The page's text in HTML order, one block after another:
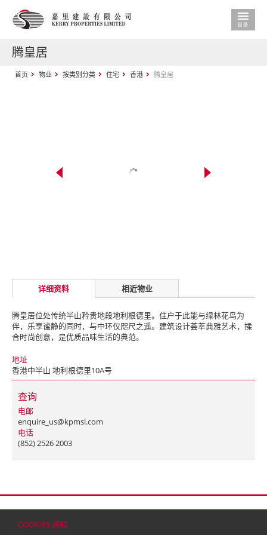
COOKIES 通知
腾皇居
首页 物业 按类别分类 住宅 香港 腾皇居
详细资料 相近物业
腾皇居位处传统半山矜贵地段地利根德里。住户于此能与绿林花鸟为
伴，乐享谧静的同时，与中环仅咫尺之遥。建筑设计荟萃典雅艺术，揉
合时尚创意，是优质品味生活的典范。
地址
香港中半山 地利根德里10A号
查询
电邮
enquire_us@kpmsl.com
电话
(852) 2526 2003
© 2026 嘉里建设有限公司 (于百慕达注册成立之有限公司)